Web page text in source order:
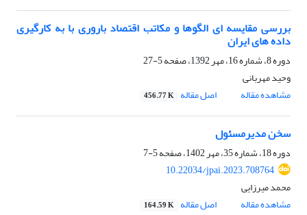
بررسی مقایسه‏ ای الگوها و مکاتب اقتصاد باروری با به کارگیری
داده های ایران
دوره 8، شماره 16، مهر 1392، صفحه
5-27
وحید مهربانی
مشاهده مقاله
اصل مقاله 456.77 K
سخن مدیرمسئول
دوره 18، شماره 35، مهر 1402، صفحه
5-7
10.22034/jpai.2023.708764
محمد میرزایی
مشاهده مقاله
اصل مقاله 164.59 K